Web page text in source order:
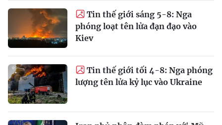
Tin thế giới sáng 5-8: Nga
phóng loạt tên lửa đạn đạo vào
Kiev
Tin thế giới tối 4-8: Nga phóng
lượng tên lửa kỷ lục vào Ukraine